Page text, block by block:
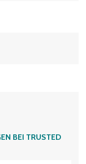
BEI TRUSTED